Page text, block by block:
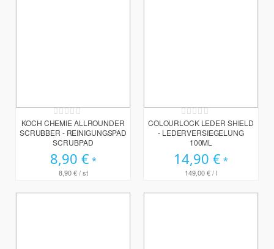
Rating:
0%
KOCH CHEMIE ALLROUNDER
SCRUBBER - REINIGUNGSPAD
SCRUBPAD
8,90 €
8,90 €/ st
Rating:
0%
COLOURLOCK LEDER SHIELD
- LEDERVERSIEGELUNG
100ML
14,90 €
149,00 €/ l